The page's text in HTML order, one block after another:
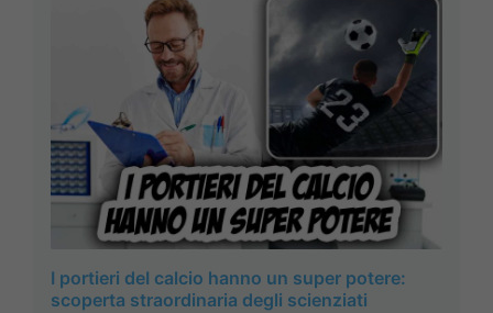
I portieri deI calcio hanno un super potere:
scoperta straordinaria degli scienziati